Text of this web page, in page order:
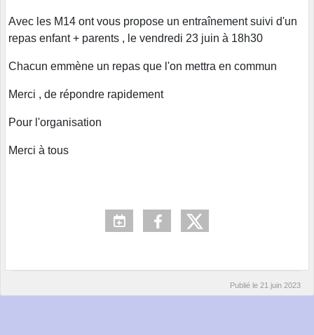
Avec les M14 ont vous propose un entraînement suivi d'un
repas enfant + parents , le vendredi 23 juin à 18h30
Chacun emmène un repas que l'on mettra en commun
Merci , de répondre rapidement
Pour l'organisation
Merci à tous
Publié le 21 juin 2023